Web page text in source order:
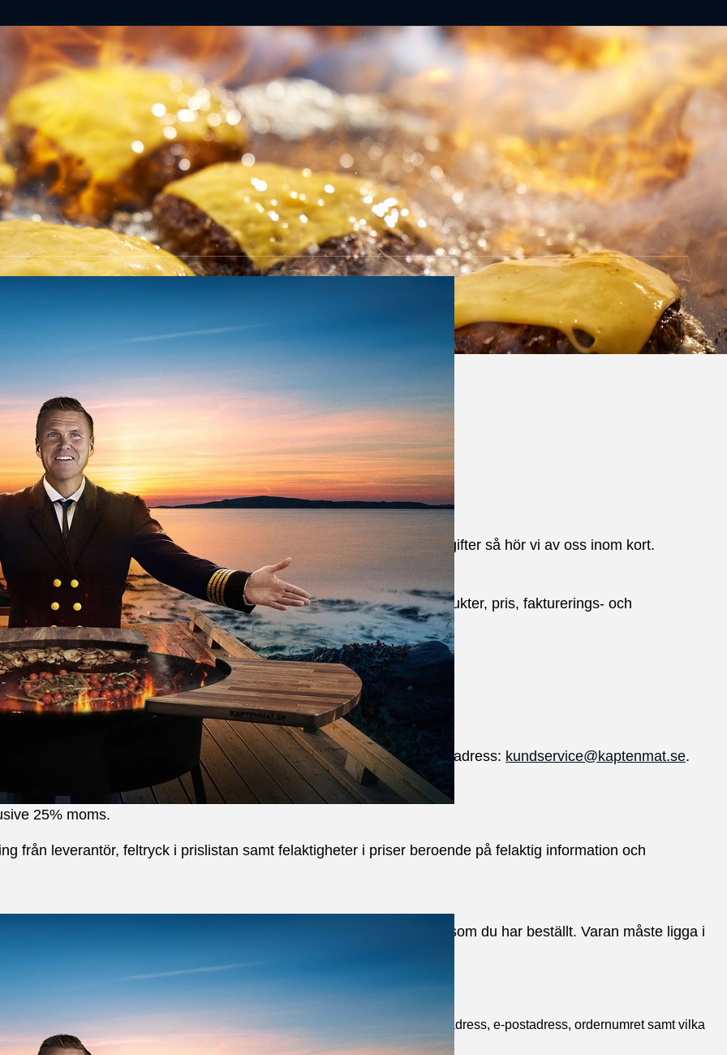
(KaptenMat.se)
Box 1209, 501 12 Borås.
till
kundservice@kaptenmat.se med ditt ärende och dina kontaktuppgifter så hör vi av oss inom kort.
till din e-postadress. I bekräftelsen finner du alla uppgifter om produkter, pris, fakturerings- och
oss via e-post tillkundservice@kaptenmat.se.
lagda på helger skickas tidigast på måndagen efter.
meddelat dig om längre leveranstid) ska du kontakta oss på e-postadress: kundservice@kaptenmat.se.
25% moms.
från leverantör, feltryck i prislistan samt felaktigheter i priser beroende på felaktig information och
dagars ångerrätt som gäller från det att du har tagit emot en vara som du har beställt. Varan måste ligga i
till osskundservice@kaptenmat.se . I ditt meddelande ska ditt namn, din adress, e-postadress, ordernumret samt vilka